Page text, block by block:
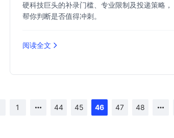
硬科技巨头的补录门槛、专业限制及投递策略，
帮你判断是否值得冲刺。
阅读全文
1 44 45 46 47 48